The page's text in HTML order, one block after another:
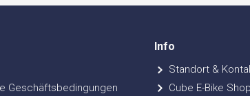
Geschäftsbedingungen
Info
Standort &
Cube E-Bike